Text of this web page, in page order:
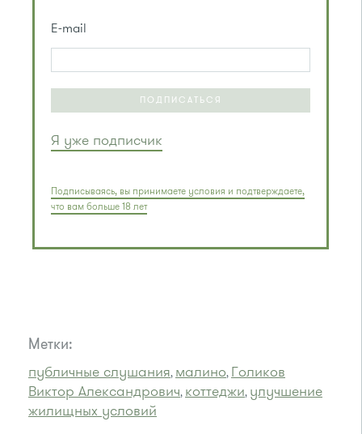
E-mail
ПОДПИСАТЬСЯ
Я уже подписчик
Подписываясь, вы принимаете условия и подтверждаете,
что вам больше 18 лет
Метки:
публичные слушания, малино, Голиков
Виктор Александрович, коттеджи, улучшение
жилищных условий